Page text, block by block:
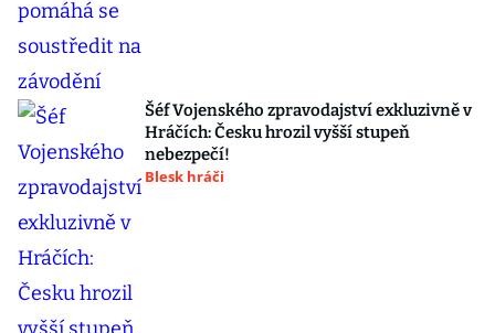
Šéf Vojenského zpravodajství exkluzivně v
Hráčích: Česku hrozil vyšší stupeň
nebezpečí!
Blesk hráči